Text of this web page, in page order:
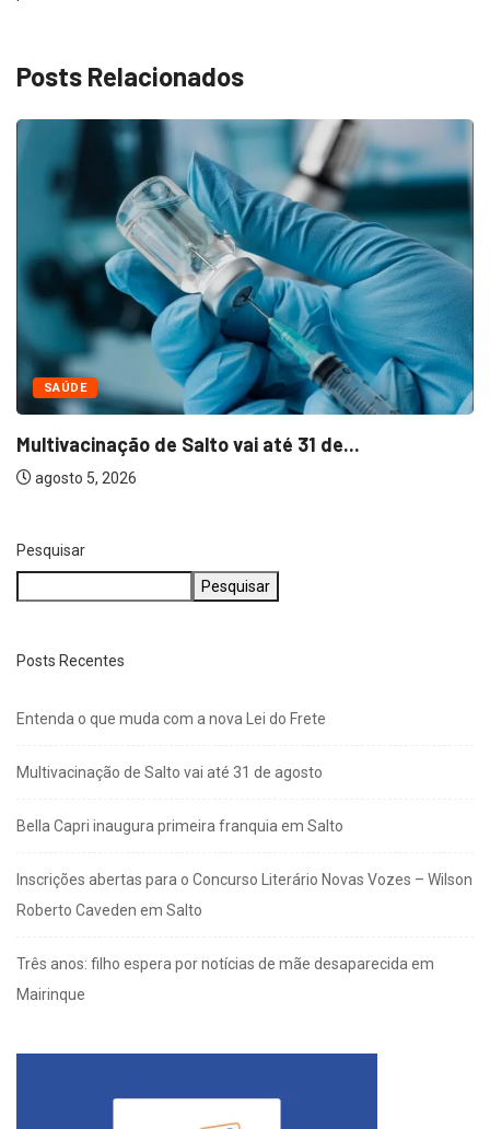
Posts Relacionados
SAÚDE
Multivacinação de Salto vai até 31 de...
agosto 5, 2026
Pesquisar
Pesquisar
Posts Recentes
Entenda o que muda com a nova Lei do Frete
Multivacinação de Salto vai até 31 de agosto
Bella Capri inaugura primeira franquia em Salto
Inscrições abertas para o Concurso Literário Novas Vozes – Wilson
Roberto Caveden em Salto
Três anos: filho espera por notícias de mãe desaparecida em
Mairinque